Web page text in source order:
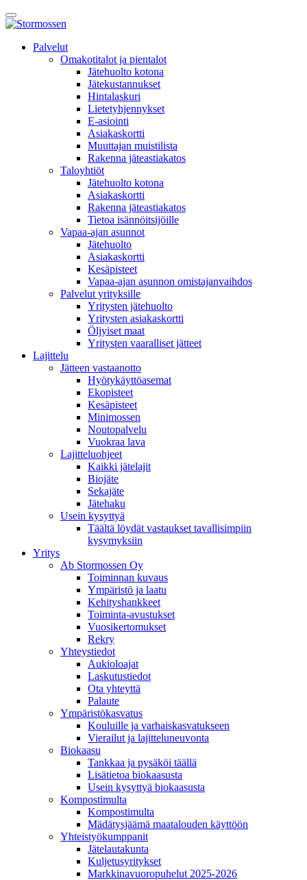
Skip
toAvaa
päävalikko
asiointiPalvelut
Omakotitalot ja pientalot
Jätehuolto kotona
Jätekustannukset
Hintalaskuri
Lietetyhjennykset
E-asiointi
Asiakaskortti
Muuttajan muistilista
Rakenna jäteastiakatos
Taloyhtiöt
Jätehuolto kotona
Asiakaskortti
Rakenna jäteastiakatos
Tietoa isännöitsijöille
Vapaa-ajan asunnot
Jätehuolto
Asiakaskortti
Kesäpisteet
Vapaa-ajan asunnon omistajanvaihdos
Palvelut yrityksille
Yritysten jätehuolto
Yritysten asiakaskortti
Öljyiset maat
Yritysten vaaralliset jätteet
Lajittelu
Jätteen vastaanotto
Hyötykäyttöasemat
Ekopisteet
Kesäpisteet
Minimossen
Noutopalvelu
Vuokraa lava
Lajitteluohjeet
Kaikki jätelajit
Biojäte
Sekajäte
Jätehaku
Usein kysyttyä
Täältä löydät vastaukset tavallisimpiin
kysymyksiin
Yritys
Ab Stormossen Oy
Toiminnan kuvaus
Ympäristö ja laatu
Kehityshankkeet
Toiminta-avustukset
Vuosikertomukset
Rekry
Yhteystiedot
Aukioloajat
Laskutustiedot
Ota yhteyttä
Palaute
Ympäristökasvatus
Kouluille ja varhaiskasvatukseen
Vierailut ja lajitteluneuvonta
Biokaasu
Tankkaa ja pysäköi täällä
Lisätietoa biokaasusta
Usein kysyttyä biokaasusta
Kompostimulta
Kompostimulta
Mädätysjäämä maatalouden käyttöön
Yhteistyökumppanit
Jätelautakunta
Kuljetusyritykset
Markkinavuoropuhelut 2025-2026